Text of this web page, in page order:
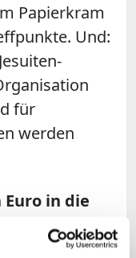
Papierkram
Und:
für
werden
Euro in die